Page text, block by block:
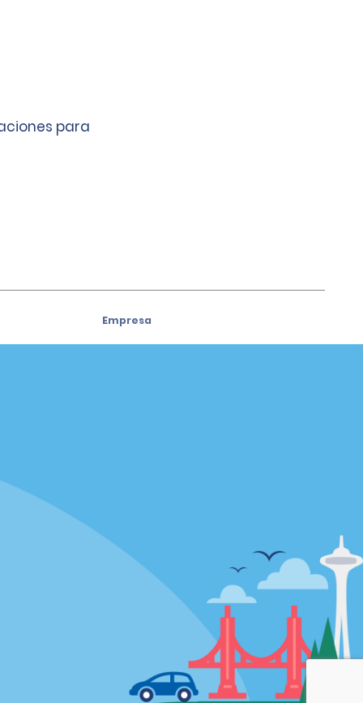
para
Empresa
Términos de uso
Mapa del sitio
Opciones de privacidad
Información de Salud del